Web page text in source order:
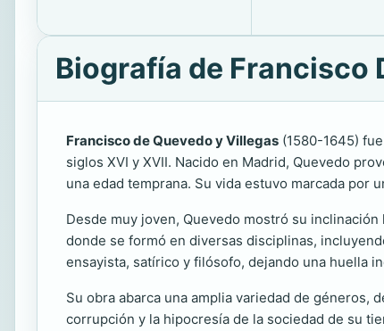
Biografía de Francisco
Francisco de Quevedo y Villegas (1580-1645)
siglos XVI y XVII. Nacido en Madrid, Quevedo
una edad temprana. Su vida estuvo marcada por
Desde muy joven, Quevedo mostró su
donde se formó en diversas disciplinas,
ensayista, satírico y filósofo, dejando una huella
Su obra abarca una amplia variedad de géneros,
corrupción y la hipocresía de la sociedad de su